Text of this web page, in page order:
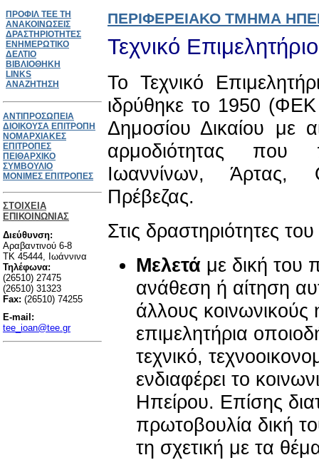
ΠΡΟΦΙΛ ΤΕΕ ΤΗ
ΑΝΑΚΟΙΝΩΣΕΙΣ
ΔΡΑΣΤΗΡΙΟΤΗΤΕΣ
ΕΝΗΜΕΡΩΤΙΚΟ
ΔΕΛΤΙΟ
ΒΙΒΛΙΟΘΗΚΗ
LINKS
ΑΝΑΖΗΤΗΣΗ
ΑΝΤΙΠΡΟΣΩΠΕΙΑ
ΔΙΟΙΚΟΥΣΑ ΕΠΙΤΡΟΠΗ
ΝΟΜΑΡΧΙΑΚΕΣ
ΕΠΙΤΡΟΠΕΣ
ΠΕΙΘΑΡΧΙΚΟ
ΣΥΜΒΟΥΛΙΟ
ΜΟΝΙΜΕΣ ΕΠΙΤΡΟΠΕΣ
ΣΤΟΙΧΕΙΑ
ΕΠΙΚΟΙΝΩΝΙΑΣ
Διεύθυνση:
Αραβαντινού 6-8
TK 45444, Ιωάννινα
Τηλέφωνα:
(26510) 27475
(26510) 31323
Fax: (26510) 74255
E-mail:
tee_ioan@tee.gr
ΠΕΡΙΦΕΡΕΙΑΚΟ ΤΜΗΜΑ
Τεχνικό
Το Τεχνικό
ιδρύθηκε το 1950
Δημοσίου Δικαίου με
αρμοδιότητας που
Ιωαννίνων, Άρτας,
Πρέβεζας.
Στις δραστηριότητες
Μελετά με δική του
ανάθεση ή αίτηση
άλλους κοινωνικούς
επιμελητήρια
τεχνικό,
ενδιαφέρει το
Ηπείρου. Επίσης
πρωτοβουλία δική
τη σχετική με τα